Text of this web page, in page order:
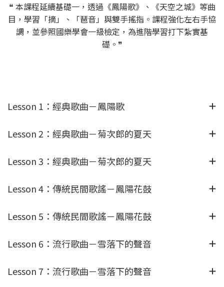
❝ 本課程延續基礎一，透過《鳳陽歌》、《天空之城》等曲
目，學習「摘」、「琶音」與雙手搖指。課程強化左右手協
調，並參照國樂學會一級檢定，為進階學習打下紮實基
礎。❞
Lesson 1：經典歌曲－鳳陽歌
Lesson 2：經典歌曲－菊次郎的夏天
Lesson 3：經典歌曲－菊次郎的夏天
Lesson 4：傳統民間歌謠－鳳陽花鼓
Lesson 5：傳統民間歌謠－鳳陽花鼓
Lesson 6：流行歌曲－雪落下的聲音
Lesson 7：流行歌曲－雪落下的聲音